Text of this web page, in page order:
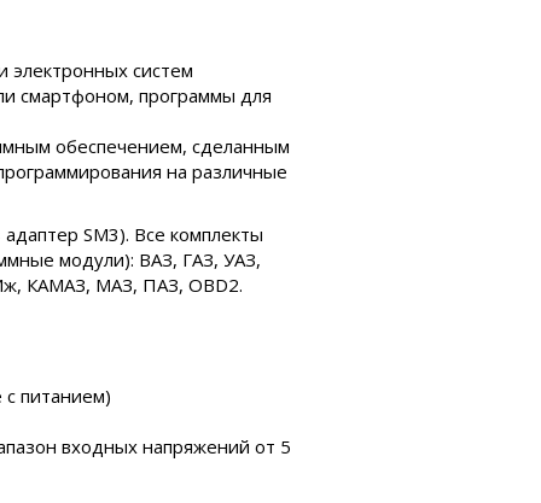
электронных систем
смартфоном, программы для
обеспечением, сделанным
на различные
SM3). Все комплекты
модули): ВАЗ, ГАЗ, УАЗ,
КАМАЗ, МАЗ, ПАЗ, OBD2.
с питанием)
входных напряжений от 5